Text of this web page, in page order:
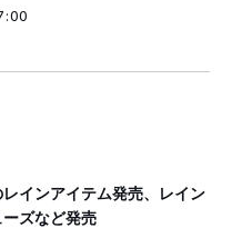
レインアイテム発売、レイン
ズなど発売